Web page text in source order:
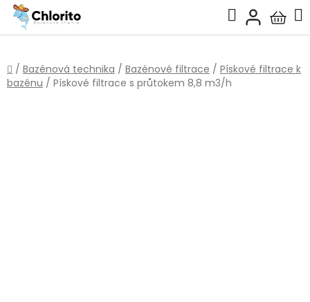
Přejít
obsah
Hledat
košík
Domů
/ Bazénová technika / Bazénové filtrace / Pískové filtrace k
bazénu / Pískové filtrace s průtokem 8,8 m3/h